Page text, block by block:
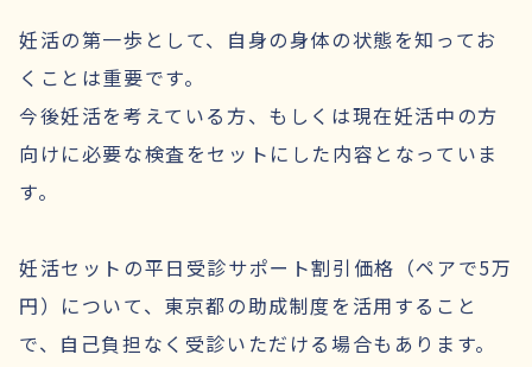
妊活の第一歩として、自身の身体の状態を知ってお
くことは重要です。
今後妊活を考えている方、もしくは現在妊活中の方
向けに必要な検査をセットにした内容となっていま
す。
妊活セットの平日受診サポート割引価格（ペアで5万
円）について、東京都の助成制度を活用すること
で、自己負担なく受診いただける場合もあります。